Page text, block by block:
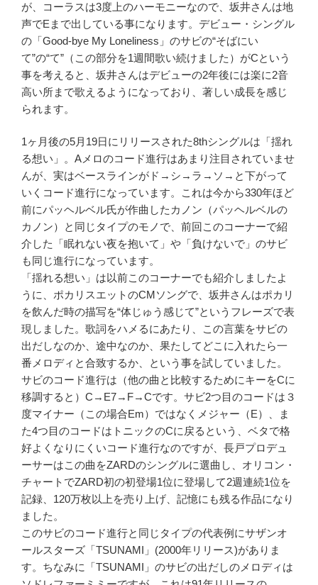
が、コーラスは3度上のハーモニーなので、坂井さんは地
声でEまで出している事になります。デビュー・シングル
の「Good-bye My Loneliness」のサビの“そばにい
て”の“て”（この部分を1週間歌い続けました）がCという
事を考えると、坂井さんはデビューの2年後には楽に2音
高い所まで歌えるようになっており、著しい成長を感じ
られます。
1ヶ月後の5月19日にリリースされた8thシングルは「揺れ
る想い」。Aメロのコード進行はあまり注目されていませ
んが、実はベースラインがド→シ→ラ→ソ→と下がって
いくコード進行になっています。これは今から330年ほど
前にパッヘルベル氏が作曲したカノン（パッヘルベルの
カノン）と同じタイプのモノで、前回このコーナーで紹
介した「眠れない夜を抱いて」や「負けないで」のサビ
も同じ進行になっています。
「揺れる想い」は以前このコーナーでも紹介しましたよ
うに、ポカリスエットのCMソングで、坂井さんはポカリ
を飲んだ時の描写を“体じゅう感じて”というフレーズで表
現しました。歌詞をハメるにあたり、この言葉をサビの
出だしなのか、途中なのか、果たしてどこに入れたら一
番メロディと合致するか、という事を試していました。
サビのコード進行は（他の曲と比較するためにキーをCに
移調すると）C→E7→F→Cです。サビ2つ目のコードは３
度マイナー（この場合Em）ではなくメジャー（E）、ま
た4つ目のコードはトニックのCに戻るという、ベタで格
好よくなりにくいコード進行なのですが、長戸プロデュ
ーサーはこの曲をZARDのシングルに選曲し、オリコン・
チャートでZARD初の初登場1位に登場して2週連続1位を
記録、120万枚以上を売り上げ、記憶にも残る作品になり
ました。
このサビのコード進行と同じタイプの代表例にサザンオ
ールスターズ「TSUNAMI」(2000年リリース)がありま
す。ちなみに「TSUNAMI」のサビの出だしのメロディは